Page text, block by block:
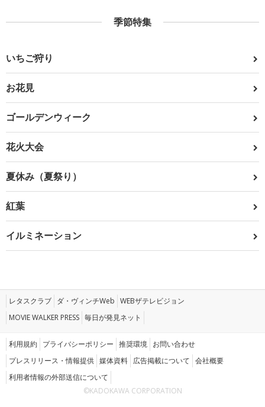
季節特集
いちご狩り
お花見
ゴールデンウィーク
花火大会
夏休み（夏祭り）
紅葉
イルミネーション
レタスクラブ ダ・ヴィンチWeb WEBザテレビジョン
MOVIE WALKER PRESS 毎日が発見ネット
利用規約 プライバシーポリシー 推奨環境 お問い合わせ
プレスリリース・情報提供 媒体資料 広告掲載について 会社概要
利用者情報の外部送信について
©KADOKAWA CORPORATION